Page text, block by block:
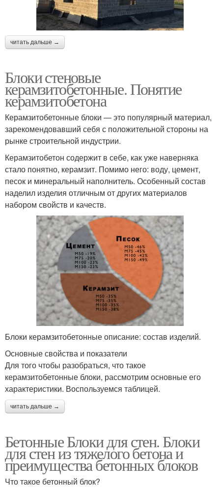
читать дальше →
Блоки стеновые
керамзитобетонные. Понятие
керамзитобетона
Керамзитобетонные блоки — это популярный материал,
зарекомендовавший себя с положительной стороны на
рынке строительной индустрии.
Керамзитобетон содержит в себе, как уже наверняка
стало понятно, керамзит. Помимо него: воду, цемент,
песок и минеральный наполнитель. Особенный состав
наделил изделия отличным от других материалов
набором свойств и качеств.
Блоки керамзитобетонные описание: состав изделий.
Основные свойства и показатели
Для того чтобы разобраться, что такое
керамзитобетонные блоки, рассмотрим основные его
характеристики. Воспользуемся таблицей.
читать дальше →
Бетонные Блоки для стен. Блоки
для стен из тяжелого бетона и
преимущества бетонных блоков
Что такое бетонный блок?